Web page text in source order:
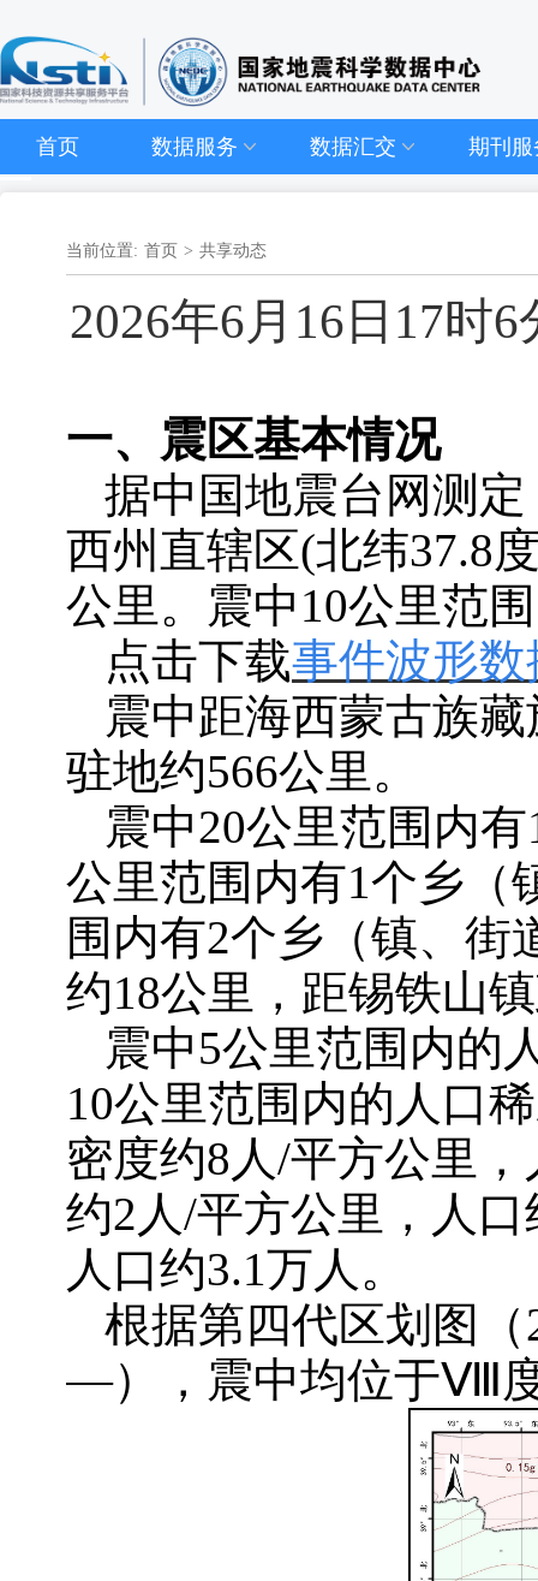
首页 数据服务 数据汇交 期刊服
当前位置: 首页 > 共享动态
2026年6月16日17时
一、 震区基本情况
据中国地震台网测
西州直辖区(北纬37.8
公里。震中10公里范
点击下载事件波形数
震中距海西蒙古族
驻地约566公里。
震中20公里范围内
公里范围内有1个乡（
围内有2个乡（镇、街
约18公里，距锡铁山
震中5公里范围内的
10公里范围内的人口
密度约8人/平方公里
约2人/平方公里，人
人口约3.1万人。
根据第四代区划图（
—），震中均位于Ⅷ